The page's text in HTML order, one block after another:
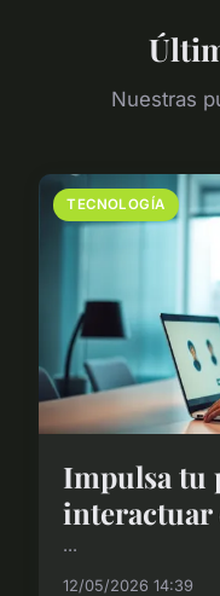
Nuestras
TECNOLOGÍA
Impulsa tu
interactuar
...
12/05/2026 14:39